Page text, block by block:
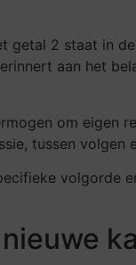
getal 2 staat in
aan het
om eigen
tussen volgen
volgorde